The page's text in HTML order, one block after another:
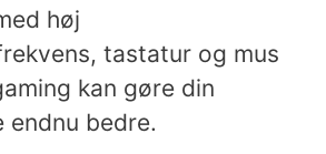
høj
tastatur og mus
kan gøre din
endnu bedre.